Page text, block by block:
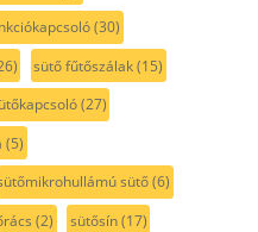
(30)
sütő fűtőszálak(15)
(27)
(5)
sütő(6)
(2) sütősín(17)